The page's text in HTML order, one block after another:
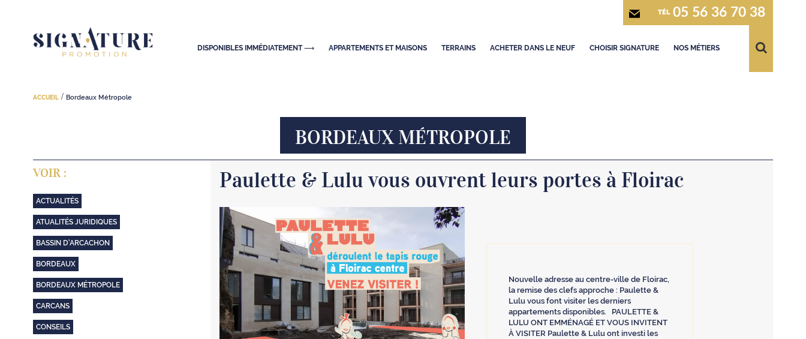
DISPONIBLES IMMÉDIATEMENT ⟶ APPARTEMENTS ET MAISONS TERRAINS ACHETER DANS LE NEUF CHOISIR SIGNATURE NOS MÉTIERS
TÉL 05 56 36 70 38
ACCUEIL / Bordeaux Métropole
BORDEAUX MÉTROPOLE
VOIR :
ACTUALITÉS
ATUALITÉS JURIDIQUES
BASSIN D'ARCACHON
BORDEAUX
BORDEAUX MÉTROPOLE
CARCANS
CONSEILS
Paulette & Lulu vous ouvrent leurs portes à Floirac
Nouvelle adresse au centre-ville de Floirac,
la remise des clefs approche : Paulette &
Lulu vous font visiter les derniers
appartements disponibles. PAULETTE &
LULU ONT EMMÉNAGÉ ET VOUS INVITENT
À VISITER Paulette & Lulu ont investi les